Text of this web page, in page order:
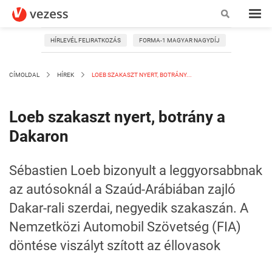
HÍRLEVÉL FELIRATKOZÁS FORMA-1 MAGYAR NAGYDÍJ
CÍMOLDAL HÍREK LOEB SZAKASZT NYERT, BOTRÁNY...
Loeb szakaszt nyert, botrány a
Dakaron
Sébastien Loeb bizonyult a leggyorsabbnak
az autósoknál a Szaúd-Arábiában zajló
Dakar-rali szerdai, negyedik szakaszán. A
Nemzetközi Automobil Szövetség (FIA)
döntése viszályt szított az éllovasok